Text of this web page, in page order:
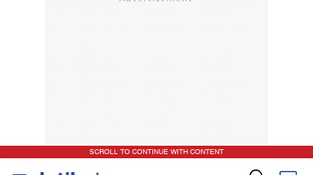
SCROLL TO CONTINUE WITH CONTENT